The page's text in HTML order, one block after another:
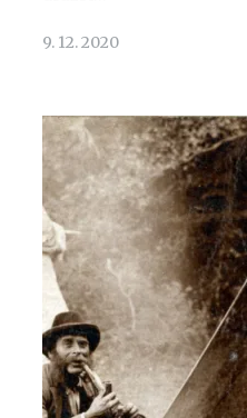
9. 12. 2020